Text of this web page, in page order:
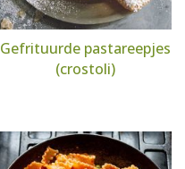
Gefrituurde pastareepjes
(crostoli)